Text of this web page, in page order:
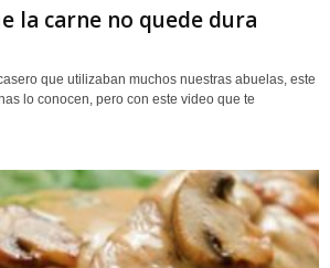
la carne no quede dura
que utilizaban muchos nuestras abuelas, este
lo conocen, pero con este video que te